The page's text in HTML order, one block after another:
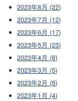
2023年8月 (22)
2023年7月 (12)
2023年6月 (17)
2023年5月 (23)
2023年4月 (8)
2023年3月 (5)
2023年2月 (5)
2023年1月 (4)